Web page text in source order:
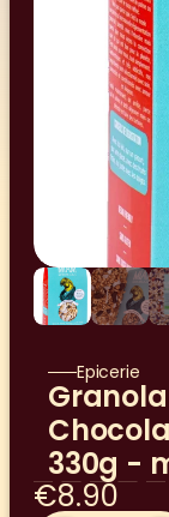
Epicerie
330g -
€8.90